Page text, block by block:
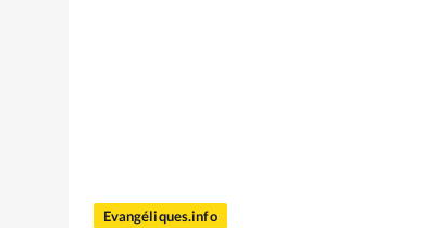
Evangéliques.info